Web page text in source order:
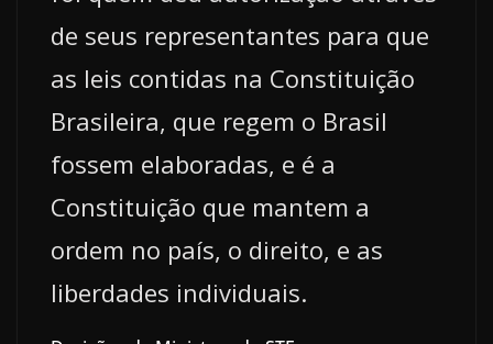
de seus representantes para que
as leis contidas na Constituição
Brasileira, que regem o Brasil
fossem elaboradas, e é a
Constituição que mantem a
ordem no país, o direito, e as
liberdades individuais.